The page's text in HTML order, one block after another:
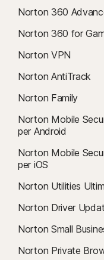
Norton 360
Norton 360 for
Norton VPN
Norton AntiTrack
Norton Family
Norton Mobile
per Android
Norton Mobile
per iOS
Norton Utilities
Norton Driver
Norton Small
Norton Private